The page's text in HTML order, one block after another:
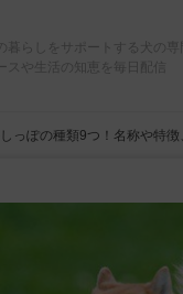
暮らしをサポートする犬の専
スや生活の知恵を毎日配信
っぽの種類9つ！名称や特